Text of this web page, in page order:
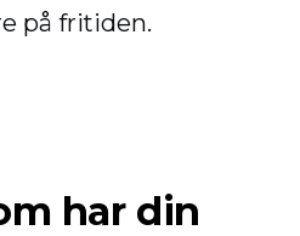
på fritiden.
har din